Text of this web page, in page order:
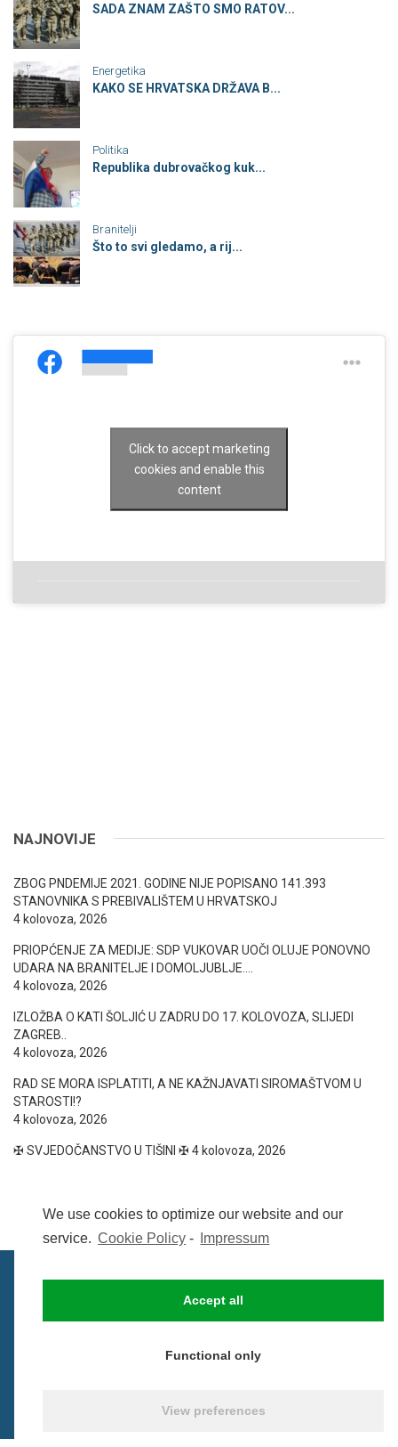
We use cookies to optimize our website and our
service. Cookie Policy - Impressum
Accept all
Functional only
View preferences
SADA ZNAM ZAŠTO SMO RATOV...
Energetika
KAKO SE HRVATSKA DRŽAVA B...
Politika
Republika dubrovačkog kuk...
Branitelji
Što to svi gledamo, a rij...
Click to accept marketing
cookies and enable this
content
NAJNOVIJE
ZBOG PNDEMIJE 2021. GODINE NIJE POPISANO 141.393
STANOVNIKA S PREBIVALIŠTEM U HRVATSKOJ
4 kolovoza, 2026
PRIOPĆENJE ZA MEDIJE: SDP VUKOVAR UOČI OLUJE PONOVNO
UDARA NA BRANITELJE I DOMOLJUBLJE….
4 kolovoza, 2026
IZLOŽBA O KATI ŠOLJIĆ U ZADRU DO 17. KOLOVOZA, SLIJEDI
ZAGREB..
4 kolovoza, 2026
RAD SE MORA ISPLATITI, A NE KAŽNJAVATI SIROMAŠTVOM U
STAROSTI!?
4 kolovoza, 2026
✠ SVJEDOČANSTVO U TIŠINI ✠ 4 kolovoza, 2026
UVIJETI KORIŠTENJA COOKIE POLICY (EU)